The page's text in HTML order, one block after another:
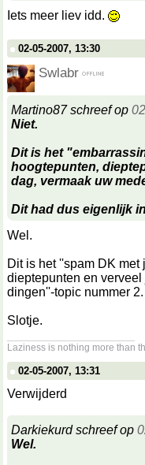
Iets meer liev idd.
02-05-2007, 13:30
Swlabr
Martino87 schreef op
Niet.
Dit is het
hoogtepunten,
dag, vermaak uw
Dit had dus eigenlijk
Wel.
Dit is het ''spam DK
dieptepunten en
dingen''-topic nummer 2.
Slotje.
Laziness is nothing more than
02-05-2007, 13:31
Verwijderd
Darkiekurd schreef op
Wel.